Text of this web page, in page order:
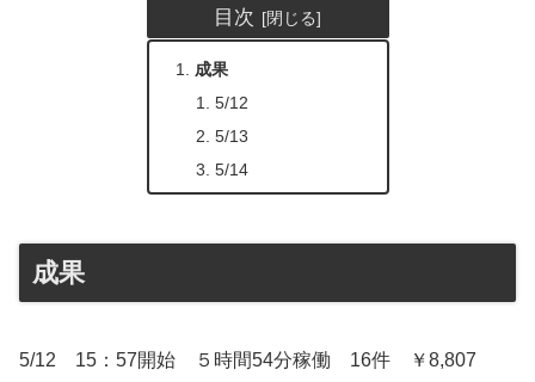
目次
成果
5/12
5/13
5/14
成果
5/12 15：57開始 ５時間54分稼働 16件 ￥8,807